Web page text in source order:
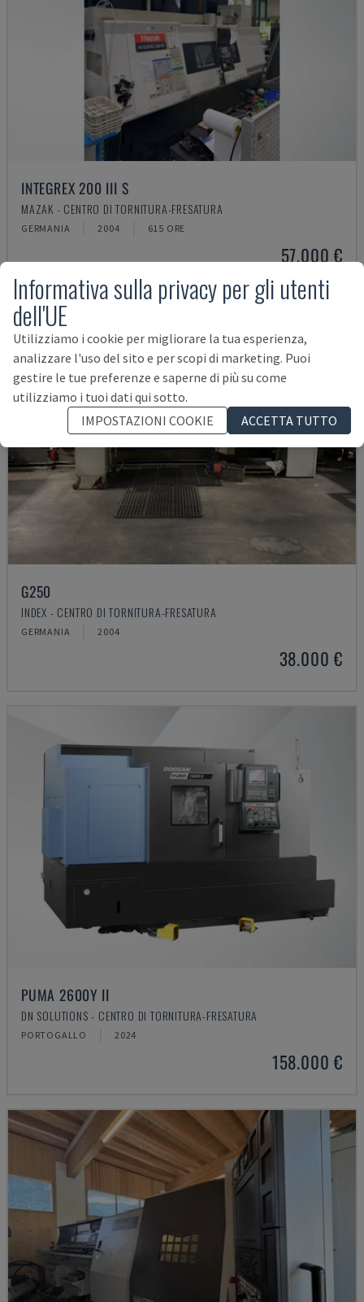
INTEGREX 200 III S
MAZAK - CENTRO DI TORNITURA-FRESATURA
GERMANIA 2004 615 ORE
57.000 €
G250
INDEX - CENTRO DI TORNITURA-FRESATURA
GERMANIA 2004
38.000 €
PUMA 2600Y II
DN SOLUTIONS - CENTRO DI TORNITURA-FRESATURA
PORTOGALLO 2024
158.000 €
Informativa sulla privacy per gli utenti
dell'UE
Utilizziamo i cookie per migliorare la tua esperienza,
analizzare l'uso del sito e per scopi di marketing. Puoi
gestire le tue preferenze e saperne di più su come
utilizziamo i tuoi dati qui sotto.
IMPOSTAZIONI COOKIE
ACCETTA TUTTO